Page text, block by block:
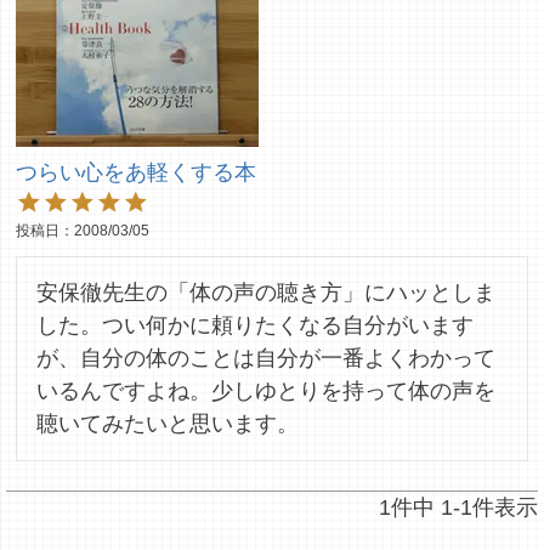
つらい心をあ軽くする本
投稿日 2008/03/05
安保徹先生の「体の声の聴き方」にハッとしま
した。つい何かに頼りたくなる自分がいます
が、自分の体のことは自分が一番よくわかって
いるんですよね。少しゆとりを持って体の声を
聴いてみたいと思います。
1件中 1-1件表示